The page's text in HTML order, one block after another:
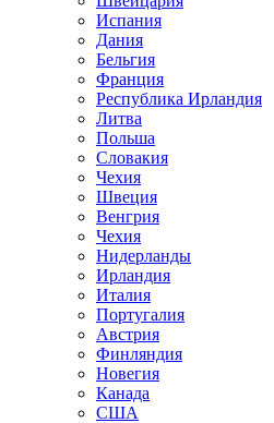
Испания
Дания
Бельгия
Франция
Республика Ирландия
Литва
Польша
Словакия
Чехия
Швеция
Венгрия
Чехия
Нидерланды
Ирландия
Италия
Португалия
Австрия
Финляндия
Новегия
Канада
США